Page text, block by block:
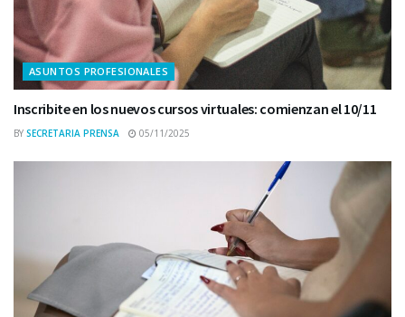
ASUNTOS PROFESIONALES
Inscribite en los nuevos cursos virtuales: comienzan el 10/11
BY SECRETARIA PRENSA 05/11/2025